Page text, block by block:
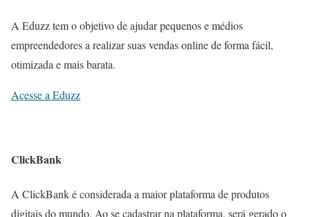
A Eduzz tem o objetivo de ajudar pequenos e médios
empreendedores a realizar suas vendas online de forma fácil,
otimizada e mais barata.
Acesse a Eduzz
ClickBank
A ClickBank é considerada a maior plataforma de produtos
digitais do mundo. Ao se cadastrar na plataforma, será gerado o